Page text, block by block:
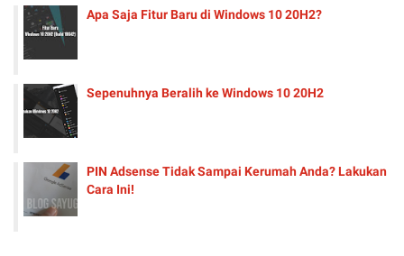
Apa Saja Fitur Baru di Windows 10 20H2?
Sepenuhnya Beralih ke Windows 10 20H2
PIN Adsense Tidak Sampai Kerumah Anda? Lakukan
Cara Ini!